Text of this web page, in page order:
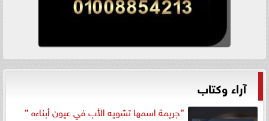
آراء وكتاب
”جريمة اسمها تشويه الأب في عيون أبناءه ”